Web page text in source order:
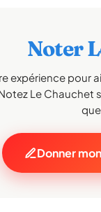
Noter
expérience pour
Le Chauchet
Donner